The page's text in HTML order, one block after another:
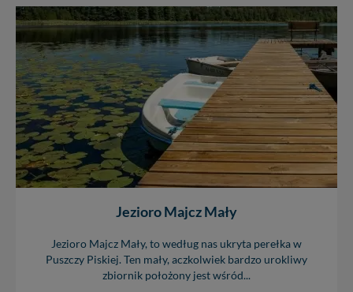
Jezioro Majcz Mały
Jezioro Majcz Mały, to według nas ukryta perełka w
Puszczy Piskiej. Ten mały, aczkolwiek bardzo urokliwy
zbiornik położony jest wśród...